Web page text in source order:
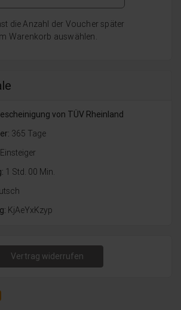
die Anzahl der Voucher später
Warenkorb auswählen.
von TÜV Rheinland
365 Tage
Einsteiger
1 Std. 00 Min.
KjAeYxKzyp
Vertrag widerrufen